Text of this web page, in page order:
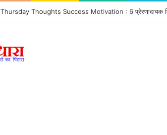
Thursday Thoughts Success Motivation : 6 प्रेरणादायक